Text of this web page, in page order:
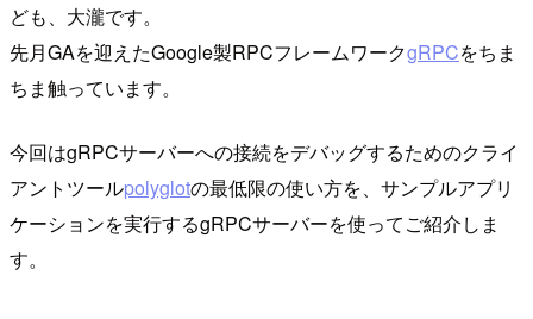
ども、大瀧です。
先月GAを迎えたGoogle製RPCフレームワークgRPCをちま
ちま触っています。
今回はgRPCサーバーへの接続をデバッグするためのクライ
アントツールpolyglotの最低限の使い方を、サンプルアプリ
ケーションを実行するgRPCサーバーを使ってご紹介しま
す。